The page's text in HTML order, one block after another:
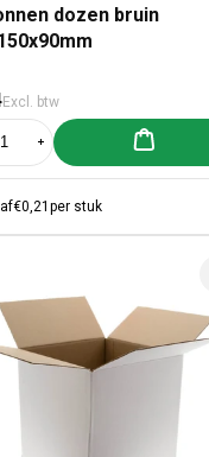
190x190x110mm
dozen bruin
prijs
Excl. btw
verlagen voor Kartonnen
Aantal verhogen voor
Aan
€0,21per stuk